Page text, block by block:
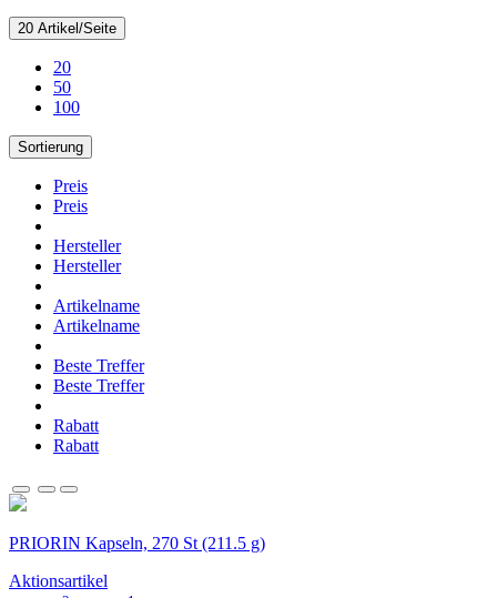
20 Artikel/Seite
20
50
100
Sortierung
Preis
Preis
Hersteller
Hersteller
Artikelname
Artikelname
Beste Treffer
Beste Treffer
Rabatt
Rabatt
PRIORIN Kapseln, 270 St (211.5 g)
Aktionsartikel